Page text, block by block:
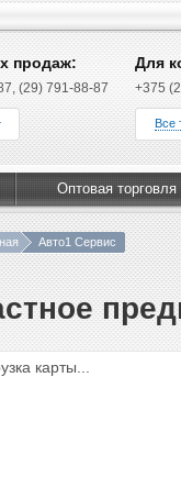
продаж:
(29) 791-88-87
Для
+375
Все
Оптовая торговля
Авто1 Сервис
карты...